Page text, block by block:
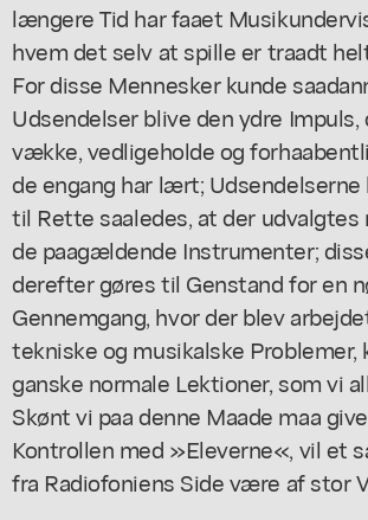
længere Tid har faaet
hvem det selv at spille er traadt
For disse Mennesker kunde
Udsendelser blive den ydre Impuls,
vække, vedligeholde og
de engang har lært;
til Rette saaledes, at der udvalgtes
de paagældende Instrumenter;
derefter gøres til Genstand for en
Gennemgang, hvor der blev
tekniske og musikalske Problemer,
ganske normale Lektioner, som vi
Skønt vi paa denne Maade maa
Kontrollen med »Eleverne«, vil et
fra Radiofoniens Side være af stor